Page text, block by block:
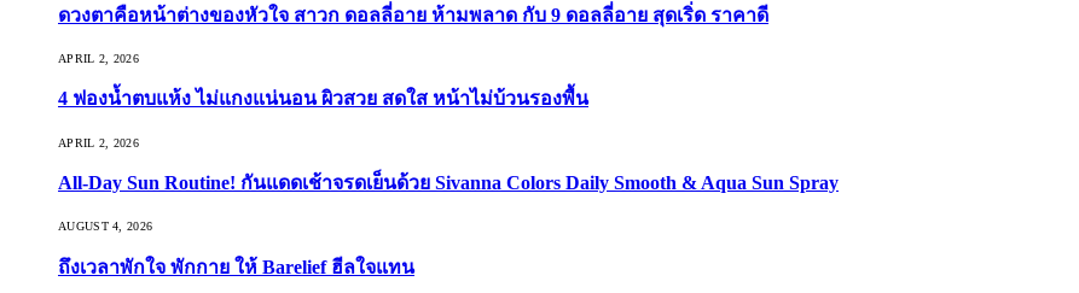
ดวงตาคือหน้าต่างของหัวใจ สาวก ดอลลี่อาย ห้ามพลาด กับ 9 ดอลลี่อาย สุดเริ่ด ราคาดี
APRIL 2, 2026
4 ฟองน้ำตบแห้ง ไม่แกงแน่นอน ผิวสวย สดใส หน้าไม่บ้วนรองพื้น
APRIL 2, 2026
All-Day Sun Routine! กันแดดเช้าจรดเย็นด้วย Sivanna Colors Daily Smooth & Aqua Sun Spray
AUGUST 4, 2026
ถึงเวลาพักใจ พักกาย ให้ Barelief ฮีลใจแทน